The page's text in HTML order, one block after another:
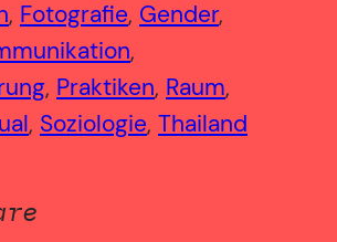
, Fotografie, Gender
, Praktiken, Raum
, Soziologie, Thailand